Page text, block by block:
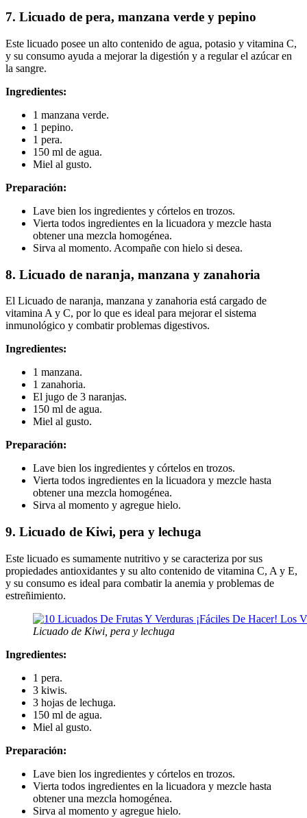
7. Licuado de pera, manzana verde y pepino
Este licuado posee un alto contenido de agua, potasio y vitamina C,
y su consumo ayuda a mejorar la digestión y a regular el azúcar en
la sangre.
Ingredientes:
1 manzana verde.
1 pepino.
1 pera.
150 ml de agua.
Miel al gusto.
Preparación:
Lave bien los ingredientes y córtelos en trozos.
Vierta todos ingredientes en la licuadora y mezcle hasta
obtener una mezcla homogénea.
Sirva al momento. Acompañe con hielo si desea.
8. Licuado de naranja, manzana y zanahoria
El Licuado de naranja, manzana y zanahoria está cargado de
vitamina A y C, por lo que es ideal para mejorar el sistema
inmunológico y combatir problemas digestivos.
Ingredientes:
1 manzana.
1 zanahoria.
El jugo de 3 naranjas.
150 ml de agua.
Miel al gusto.
Preparación:
Lave bien los ingredientes y córtelos en trozos.
Vierta todos ingredientes en la licuadora y mezcle hasta
obtener una mezcla homogénea.
Sirva al momento y agregue hielo.
9. Licuado de Kiwi, pera y lechuga
Este licuado es sumamente nutritivo y se caracteriza por sus
propiedades antioxidantes y su alto contenido de vitamina C, A y E,
y su consumo es ideal para combatir la anemia y problemas de
estreñimiento.
Licuado de Kiwi, pera y lechuga
Ingredientes:
1 pera.
3 kiwis.
3 hojas de lechuga.
150 ml de agua.
Miel al gusto.
Preparación:
Lave bien los ingredientes y córtelos en trozos.
Vierta todos ingredientes en la licuadora y mezcle hasta
obtener una mezcla homogénea.
Sirva al momento y agregue hielo.